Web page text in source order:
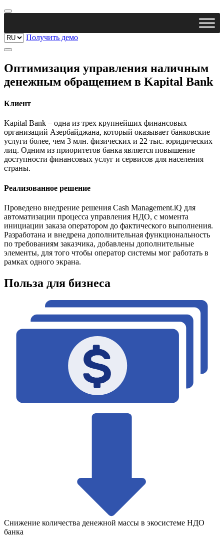
Получить демо
Оптимизация управления наличным
денежным обращением в Kapital Bank
Клиент
Kapital Bank – одна из трех крупнейших финансовых
организаций Азербайджана, который оказывает банковские
услуги более, чем 3 млн. физических и 22 тыс. юридических
лиц. Одним из приоритетов банка является повышение
доступности финансовых услуг и сервисов для населения
страны.
Реализованное решение
Проведено внедрение решения Cash Management.iQ для
автоматизации процесса управления НДО, с момента
инициации заказа оператором до фактического выполнения.
Разработана и внедрена дополнительная функциональность
по требованиям заказчика, добавлены дополнительные
элементы, для того чтобы оператор системы мог работать в
рамках одного экрана.
Польза для бизнеса
Снижение количества денежной массы в экосистеме НДО
банка